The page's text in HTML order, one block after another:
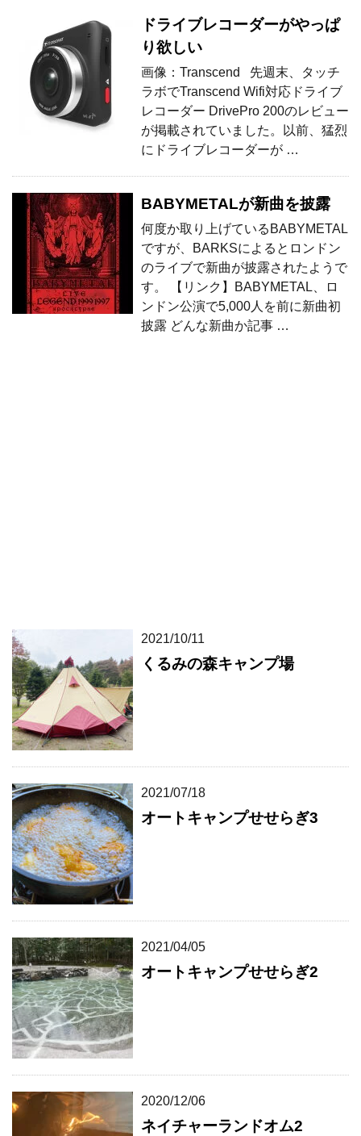
ドライブレコーダーがやっぱ
り欲しい
画像：Transcend 先週末、タッチ
ラボでTranscend Wifi対応ドライブ
レコーダー DrivePro 200のレビュー
が掲載されていました。以前、猛烈
にドライブレコーダーが …
BABYMETALが新曲を披露
何度か取り上げているBABYMETAL
ですが、BARKSによるとロンドン
のライブで新曲が披露されたようで
す。 【リンク】BABYMETAL、ロ
ンドン公演で5,000人を前に新曲初
披露 どんな新曲か記事 …
2021/10/11
くるみの森キャンプ場
2021/07/18
オートキャンプせせらぎ3
2021/04/05
オートキャンプせせらぎ2
2020/12/06
ネイチャーランドオム2